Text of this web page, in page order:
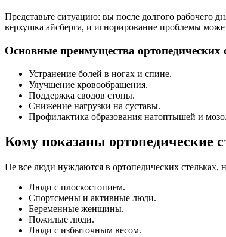
Представьте ситуацию: вы после долгого рабочего
верхушка айсберга, и игнорирование проблемы
Основные преимущества ортопедических
Устранение болей в ногах и спине.
Улучшение кровообращения.
Поддержка сводов стопы.
Снижение нагрузки на суставы.
Профилактика образования натоптышей и
Кому показаны ортопедические
Не все люди нуждаются в ортопедических стельках,
Люди с плоскостопием.
Спортсмены и активные люди.
Беременные женщины.
Пожилые люди.
Люди с избыточным весом.